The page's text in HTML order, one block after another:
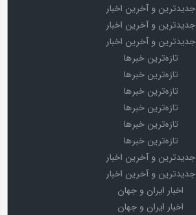
جدیدترین و آخرین اخبار
جدیدترین و آخرین اخبار
جدیدترین و آخرین اخبار
تازه‌ترین خبرها
تازه‌ترین خبرها
تازه‌ترین خبرها
تازه‌ترین خبرها
تازه‌ترین خبرها
تازه‌ترین خبرها
جدیدترین و آخرین اخبار
جدیدترین و آخرین اخبار
اخبار ایران و جهان
اخبار ایران و جهان